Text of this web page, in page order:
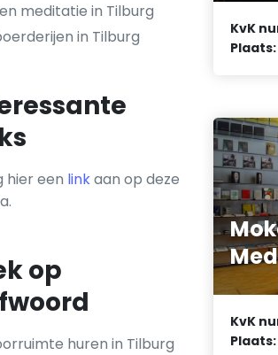
meditatie in Tilburg
in Tilburg
hier een linkaan op deze
op
huren in Tilburg
KvK
Plaats:
KvK
Plaats: